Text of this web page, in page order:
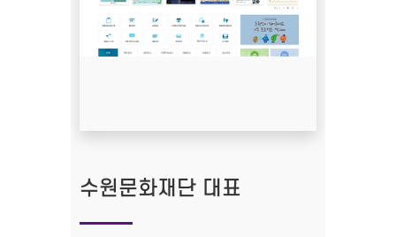
수원문화재단 대표